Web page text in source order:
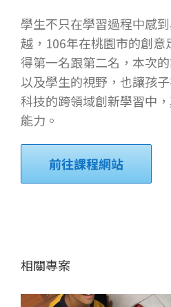
學生不只在學習過程中感
越，106年在桃園市的創
得第一名跟第二名，本次
以及學生的視野，也讓孩
科技的跨領域創新學習中
能力。
前往課程網站
相關專案